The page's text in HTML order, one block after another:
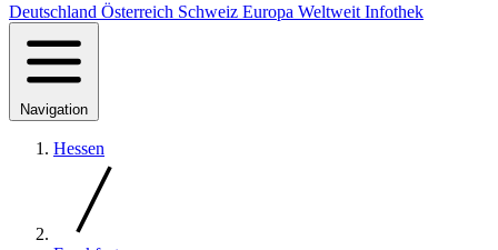
Deutschland Österreich Schweiz Europa Weltweit Infothek
Navigation
Hessen